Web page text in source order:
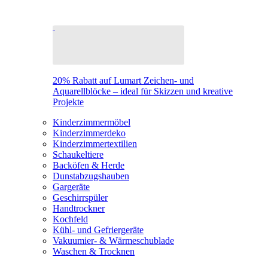
20% Rabatt auf Lumart Zeichen- und
Aquarellblöcke – ideal für Skizzen und kreative
Projekte
Kinderzimmermöbel
Kinderzimmerdeko
Kinderzimmertextilien
Schaukeltiere
Backöfen & Herde
Dunstabzugshauben
Gargeräte
Geschirrspüler
Handtrockner
Kochfeld
Kühl- und Gefriergeräte
Vakuumier- & Wärmeschublade
Waschen & Trocknen